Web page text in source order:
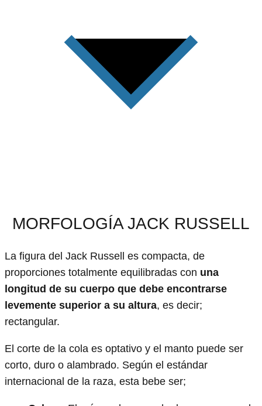
MORFOLOGÍA JACK RUSSELL
La figura del Jack Russell es compacta, de
proporciones totalmente equilibradas con una
longitud de su cuerpo que debe encontrarse
levemente superior a su altura, es decir;
rectangular.
El corte de la cola es optativo y el manto puede ser
corto, duro o alambrado. Según el estándar
internacional de la raza, esta bebe ser;